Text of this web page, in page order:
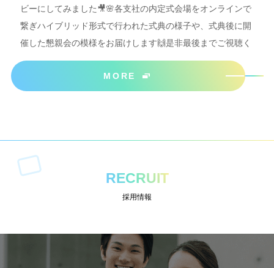
ビーにしてみました🎥🌸各支社の内定式会場をオンラインで
繋ぎハイブリッド形式で行われた式典の様子や、式典後に開
催した懇親会の模様をお届けします🙌是非最後までご視聴く
ださいね＾＾
MORE
RECRUIT
採用情報